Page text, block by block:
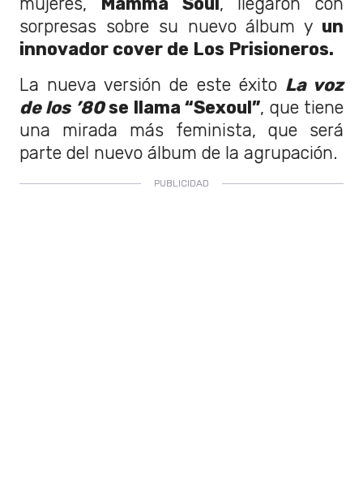
sorpresas sobre su nuevo álbum y un
innovador cover de Los Prisioneros.
La nueva versión de este éxito La voz
de los ’80se llama “Sexoul”, que tiene
una mirada más feminista, que será
parte del nuevo álbum de la agrupación.